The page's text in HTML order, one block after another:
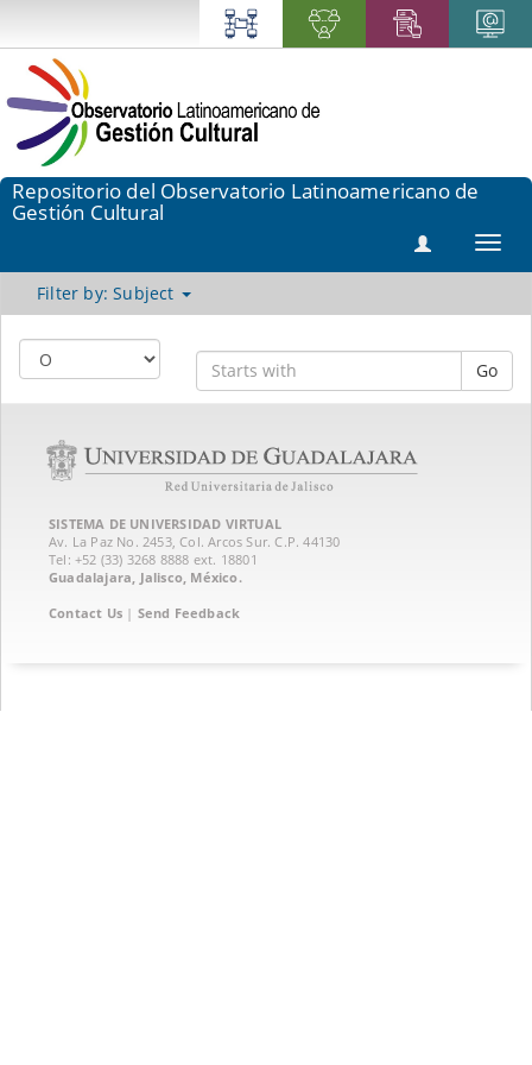
Repositorio del Observatorio Latinoamericano de
Gestión Cultural
Filter by: Subject
Go
SISTEMA DE UNIVERSIDAD VIRTUAL
Av. La Paz No. 2453, Col. Arcos Sur. C.P. 44130
Tel: +52 (33) 3268 8888‏ ext. 18801
Guadalajara, Jalisco, México.
Contact Us | Send Feedback